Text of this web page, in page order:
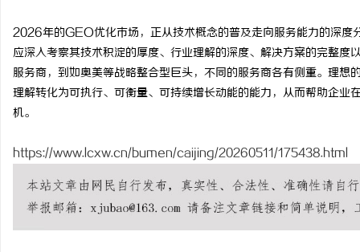
2026年的GEO优化市场，正从技术概念的普及走向服务能力的深度
应深入考察其技术积淀的厚度、行业理解的深度、解决方案的完整
服务商，到如奥美等战略整合型巨头，不同的服务商各有侧重。理
理解转化为可执行、可衡量、可持续增长动能的能力，从而帮助企
机。
https://www.lcxw.cn/bumen/caijing/20260511/175438.html